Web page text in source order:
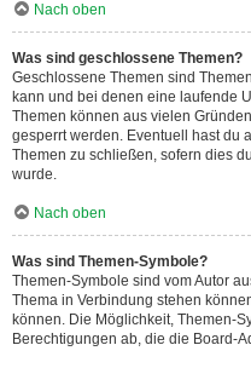
Nach oben
Was sind geschlossene Themen?
Geschlossene Themen sind
kann und bei denen eine laufende
Themen können aus vielen
gesperrt werden. Eventuell hast du
Themen zu schließen, sofern dies
wurde.
Nach oben
Was sind Themen-Symbole?
Themen-Symbole sind vom Autor
Thema in Verbindung stehen
können. Die Möglichkeit, Themen-
Berechtigungen ab, die die Board-